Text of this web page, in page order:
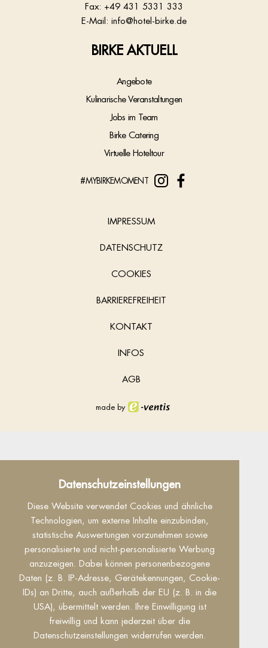
Datenschutzeinstellungen
Diese Website verwendet Cookies und ähnliche
Technologien, um externe Inhalte einzubinden,
statistische Auswertungen vorzunehmen sowie
personalisierte und nicht-personalisierte Werbung
anzuzeigen. Dabei können personenbezogene
Daten (z. B. IP-Adresse, Gerätekennungen, Cookie-
IDs) an Dritte, auch außerhalb der EU (z. B. in die
USA), übermittelt werden. Ihre Einwilligung ist
freiwillig und kann jederzeit über die
Datenschutzeinstellungen widerrufen werden.
Fax: +49 431 5331 333
E-Mail: info@hotel-birke.de
BIRKE AKTUELL
Angebote
Kulinarische Veranstaltungen
Jobs im Team
Birke Catering
Virtuelle Hoteltour
#MYBIRKEMOMENT
IMPRESSUM
DATENSCHUTZ
COOKIES
BARRIEREFREIHEIT
KONTAKT
INFOS
AGB
made by
Datenschutz
Dieser Inhalt ist nur sichtbar wenn Sie Cookies
von "Facebook" akzeptieren.
Akzeptieren Einstellungen
Reguest Messenger